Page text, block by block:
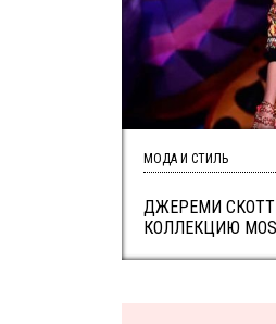
ДЖЕРЕМИ
КОЛЛЕКЦИЮ
МОДА И СТИЛЬ